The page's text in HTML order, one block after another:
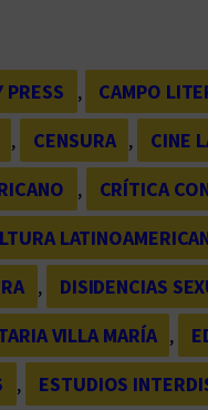
PRESS , CAMPO
, CENSURA , CINE
, CRÍTICA
, DISIDENCIAS
VILLA MARÍA ,
, ESTUDIOS